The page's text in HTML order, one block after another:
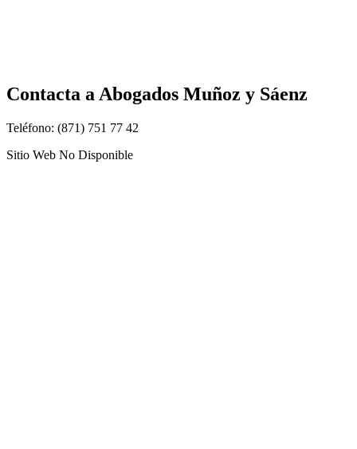
Contacta a Abogados Muñoz y Sáenz
Teléfono: (871) 751 77 42
Sitio Web No Disponible